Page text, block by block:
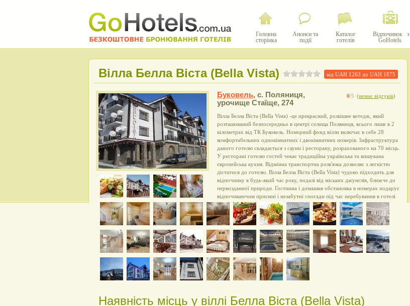
Головна
сторінка
Анонси та
події
Каталог
готелів
Відпочинок з
GoHotels
від UAH 1263 до UAH 1875
Вілла Белла Віста (Bella Vista)
0/5 (немає відгуків)
Буковель, с. Поляниця,
урочище Стаїще, 274
Вілла Белла Віста (Bella Vista) -це прекрасний, розкішне котедж, який
розташований безпосередньо в центрі селища Поляниця, всього лише в 2
кілометрах від ТК Буковель. Номерний фонд вілли включає в себе 28
комфортабельних однокімнатних і двокімнатних номерів. Інфраструктура
даного готелю складається з сауни і ресторану, розрахованого на 70 місць.
У ресторані готелю гостей чекає традиційна українська та вишукана
європейська кухня. Відмінна транспортна розв'язка дозволяє з легкістю
дістатися до готелю. Вілла Белла Віста (Bella Vista) чудово підходить для
відпочинку в будь-який час року, подалі від міських джунглів, ближче до
первозданної природи. Гостинна і домашня обстановка в номерах подарує
відпочиваючим приємні і незабутні спогади під час перебування в готелі
Наявність місць у віллі Белла Віста (Bella Vista)